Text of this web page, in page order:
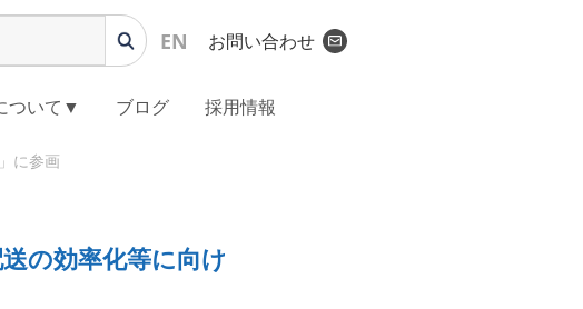
EN お問い合わせ
ついて▼ ブログ 採用情報
に参画
の効率化等に向け